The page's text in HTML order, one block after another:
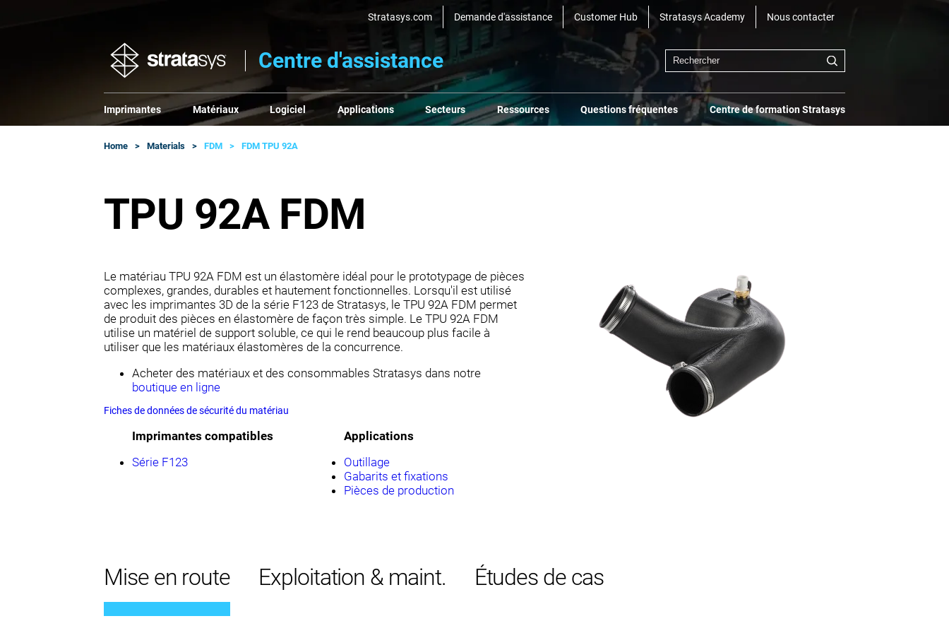
Stratasys.com Demande d'assistance Customer Hub Stratasys Academy Nous contacter
Centre d'assistance
Imprimantes Matériaux Logiciel Applications Secteurs Ressources Questions fréquentes Centre de formation Stratasys
Home Materials FDM FDM TPU 92A
TPU 92A FDM
Le matériau TPU 92A FDM est un élastomère idéal pour le prototypage de pièces
complexes, grandes, durables et hautement fonctionnelles. Lorsqu'il est utilisé
avec les imprimantes 3D de la série F123 de Stratasys, le TPU 92A FDM permet
de produit des pièces en élastomère de façon très simple. Le TPU 92A FDM
utilise un matériel de support soluble, ce qui le rend beaucoup plus facile à
utiliser que les matériaux élastomères de la concurrence.
Acheter des matériaux et des consommables Stratasys dans notre
boutique en ligne
Fiches de données de sécurité du matériau
Imprimantes compatibles
Série F123
Applications
Outillage
Gabarits et fixations
Pièces de production
Mise en route Exploitation & maint. Études de cas